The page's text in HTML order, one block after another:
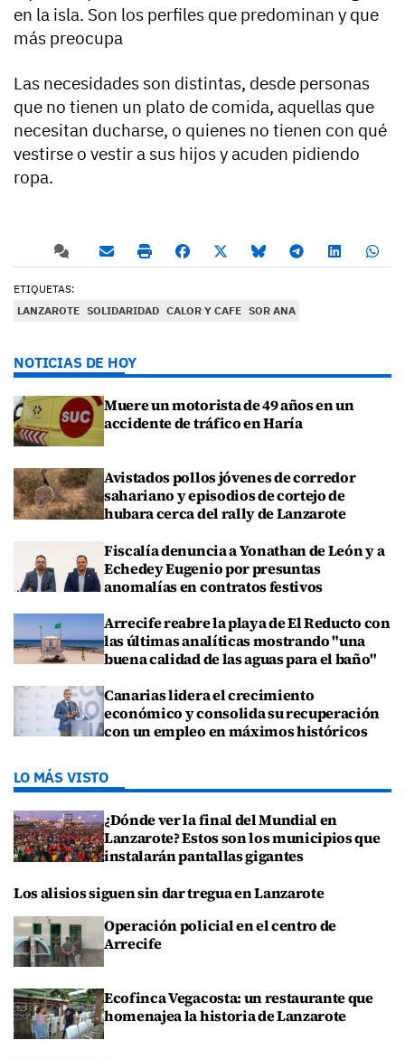
en la isla. Son los perfiles que predominan y que
más preocupa
Las necesidades son distintas, desde personas
que no tienen un plato de comida, aquellas que
necesitan ducharse, o quienes no tienen con qué
vestirse o vestir a sus hijos y acuden pidiendo
ropa.
ETIQUETAS:
LANZAROTE SOLIDARIDAD CALOR Y CAFE SOR ANA
NOTICIAS DE HOY
Muere un motorista de 49 años en un
accidente de tráfico en Haría
Avistados pollos jóvenes de corredor
sahariano y episodios de cortejo de
hubara cerca del rally de Lanzarote
Fiscalía denuncia a Yonathan de León y a
Echedey Eugenio por presuntas
anomalías en contratos festivos
Arrecife reabre la playa de El Reducto con
las últimas analíticas mostrando "una
buena calidad de las aguas para el baño"
Canarias lidera el crecimiento
económico y consolida su recuperación
con un empleo en máximos históricos
LO MÁS VISTO
¿Dónde ver la final del Mundial en
Lanzarote? Estos son los municipios que
instalarán pantallas gigantes
Los alisios siguen sin dar tregua en Lanzarote
Operación policial en el centro de
Arrecife
Ecofinca Vegacosta: un restaurante que
homenajea la historia de Lanzarote